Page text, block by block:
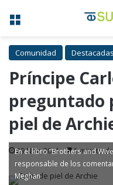
Menú
Comunidad Destacadas
Príncipe
preguntado
piel de
29 Nov, 2021 1 minuto
En el libro “Brothers and
responsable de los
Meghan